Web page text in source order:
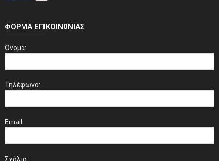
ΦΌΡΜΑ ΕΠΙΚΟΙΝΩΝΊΑΣ
Όνομα:
Τηλέφωνο:
Email:
Σχόλια: